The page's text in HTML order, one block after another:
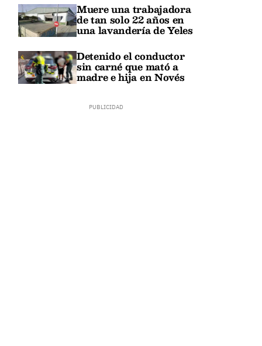
Muere una trabajadora
de tan solo 22 años en
una lavandería de Yeles
Detenido el conductor
sin carné que mató a
madre e hija en Novés